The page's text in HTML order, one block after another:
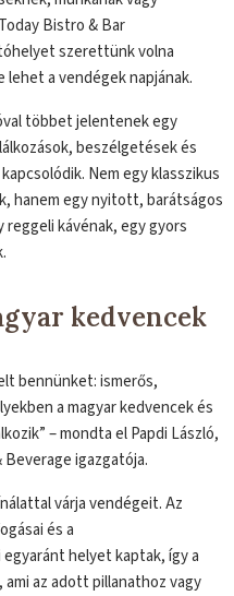
Bistro & Bar
szerettünk volna
a vendégek napjának.
többet jelentenek egy
beszélgetések és
Nem egy klasszikus
hanem egy nyitott, barátságos
kávénak, egy gyors
kedvencek
bennünket: ismerős,
a magyar kedvencek és
– mondta el Papdi László,
igazgatója.
várja vendégeit. Az
és a
helyet kaptak, így a
az adott pillanathoz vagy